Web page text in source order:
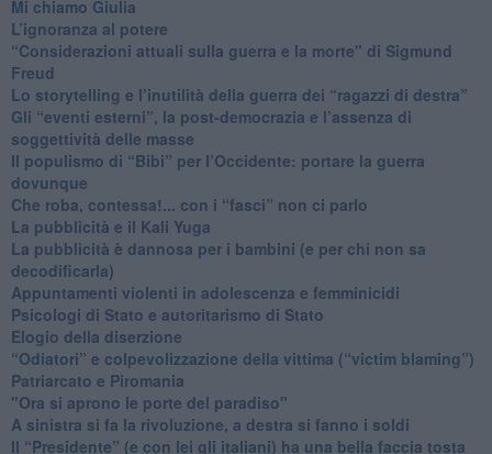
Mi chiamo Giulia
L’ignoranza al potere
​“Considerazioni attuali sulla guerra e la morte" di Sigmund
Freud
​Lo storytelling e l’inutilità della guerra dei “ragazzi di destra”
​Gli “eventi esterni”, la post-democrazia e l’assenza di
soggettività delle masse
​Il populismo di “Bibi” per l’Occidente: portare la guerra
dovunque
​Che roba, contessa!... con i “fasci” non ci parlo
La pubblicità e il Kali Yuga
​La pubblicità è dannosa per i bambini (e per chi non sa
decodificarla)
​Appuntamenti violenti in adolescenza e femminicidi
​Psicologi di Stato e autoritarismo di Stato
Elogio della diserzione
“Odiatori” e colpevolizzazione della vittima (“victim blaming”)
​Patriarcato e Piromania
"Ora si aprono le porte del paradiso"
​A sinistra si fa la rivoluzione, a destra si fanno i soldi
​Il “Presidente” (e con lei gli italiani) ha una bella faccia tosta